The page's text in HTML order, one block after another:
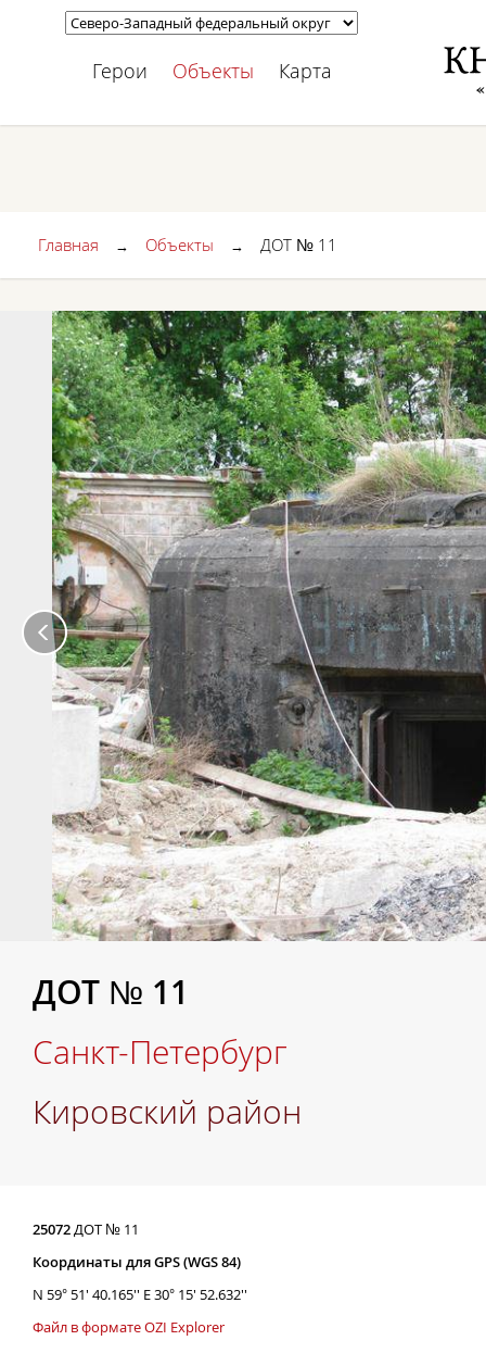
Герои Объекты Карта
Главная → Объекты → ДОТ № 11
ДОТ № 11
Санкт-Петербург
Кировский район
25072ДОТ № 11
Координаты для GPS (WGS 84)
N 59° 51' 40.165'' E 30° 15' 52.632''
Файл в формате OZI Explorer